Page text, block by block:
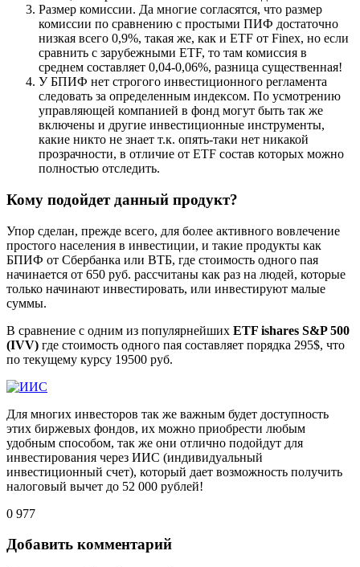
Размер комиссии. Да многие согласятся, что размер
комиссии по сравнению с простыми ПИФ достаточно
низкая всего 0,9%, такая же, как и ETF от Finex, но если
сравнить с зарубежными ETF, то там комиссия в
среднем составляет 0,04-0,06%, разница существенная!
У БПИФ нет строгого инвестиционного регламента
следовать за определенным индексом. По усмотрению
управляющей компанией в фонд могут быть так же
включены и другие инвестиционные инструменты,
какие никто не знает т.к. опять-таки нет никакой
прозрачности, в отличие от ETF состав которых можно
полностью отследить.
Кому подойдет данный продукт?
Упор сделан, прежде всего, для более активного вовлечение
простого населения в инвестиции, и такие продукты как
БПИФ от Сбербанка или ВТБ, где стоимость одного пая
начинается от 650 руб. рассчитаны как раз на людей, которые
только начинают инвестировать, или инвестируют малые
суммы.
В сравнение с одним из популярнейших ETF ishares S&P 500
(IVV) где стоимость одного пая составляет порядка 295$, что
по текущему курсу 19500 руб.
Для многих инвесторов так же важным будет доступность
этих биржевых фондов, их можно приобрести любым
удобным способом, так же они отлично подойдут для
инвестирования через ИИС (индивидуальный
инвестиционный счет), который дает возможность получить
налоговый вычет до 52 000 рублей!
0 977
Добавить комментарий